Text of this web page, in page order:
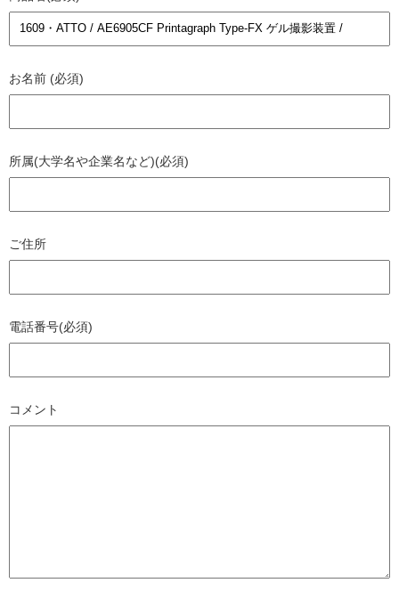
お名前 (必須)
所属(大学名や企業名など)(必須)
ご住所
電話番号(必須)
コメント